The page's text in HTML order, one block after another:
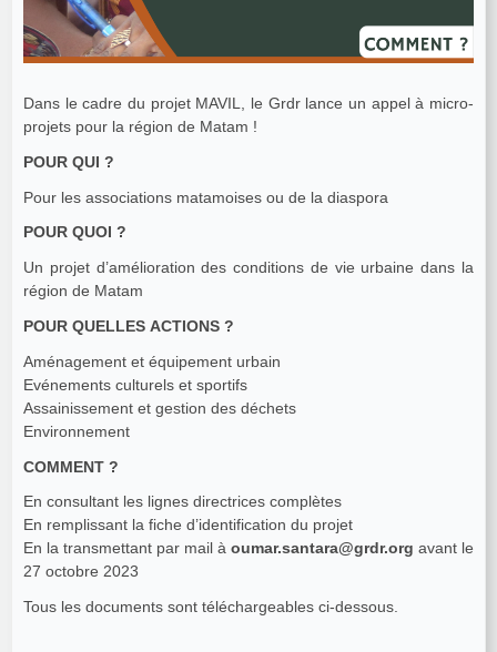
Dans le cadre du projet MAVIL, le Grdr lance un appel à micro-
projets pour la région de Matam !
POUR QUI ?
Pour les associations matamoises ou de la diaspora
POUR QUOI ?
Un projet d’amélioration des conditions de vie urbaine dans la
région de Matam
POUR QUELLES ACTIONS ?
Aménagement et équipement urbain
Evénements culturels et sportifs
Assainissement et gestion des déchets
Environnement
COMMENT ?
En consultant les lignes directrices complètes
En remplissant la fiche d’identification du projet
En la transmettant par mail à oumar.santara@grdr.org avant le
27 octobre 2023
Tous les documents sont téléchargeables ci-dessous.